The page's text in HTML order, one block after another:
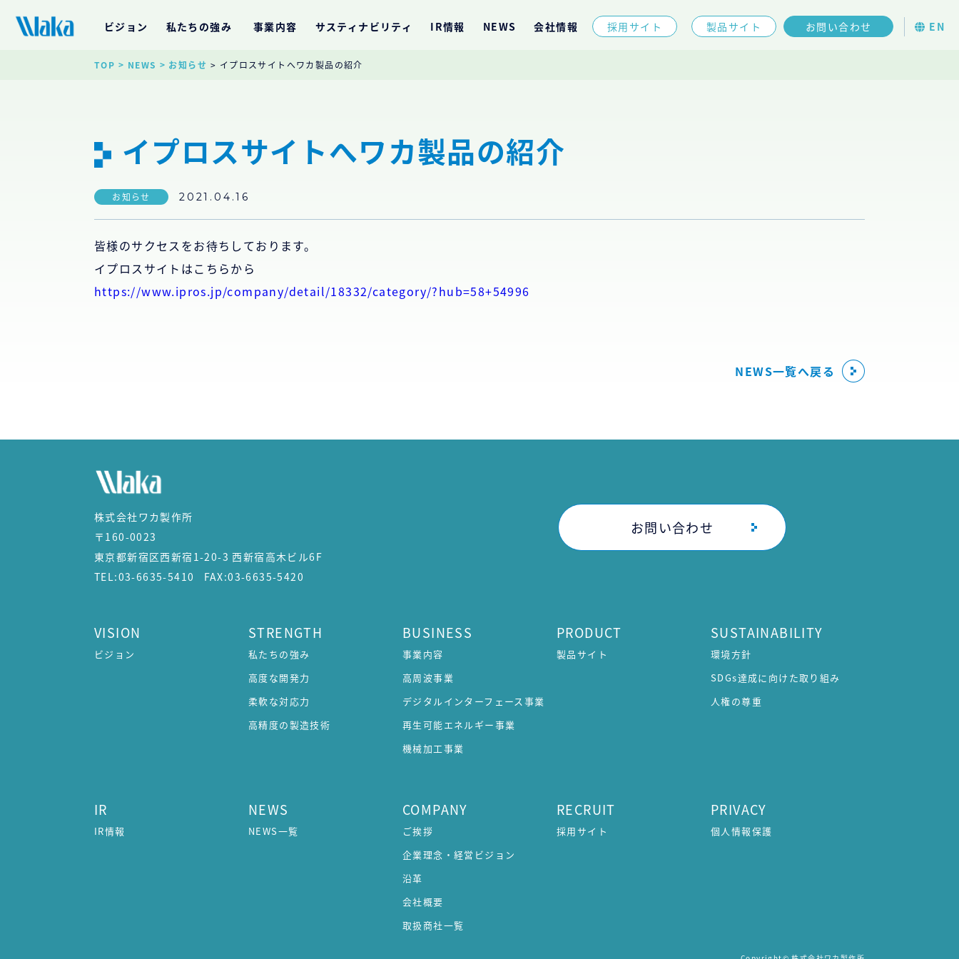
ビジョン 私たちの強み 事業内容 サスティナビリティ IR情報 NEWS 会社情報 採用サイト 製品サイト お問い合わせ EN
TOP > NEWS > お知らせ > イプロスサイトへワカ製品の紹介
イプロスサイトへワカ製品の紹介
お知らせ 2021.04.16
皆様のサクセスをお待ちしております。
イプロスサイトはこちらから
https://www.ipros.jp/company/detail/18332/category/?hub=58+54996
NEWS一覧へ戻る
株式会社ワカ製作所
〒160-0023
東京都新宿区西新宿1-20-3 西新宿高木ビル6F
TEL:03-6635-5410 FAX:03-6635-5420
お問い合わせ
VISION
ビジョン
STRENGTH
私たちの強み
高度な開発力
柔軟な対応力
高精度の製造技術
BUSINESS
事業内容
高周波事業
デジタルインターフェース事業
再生可能エネルギー事業
機械加工事業
PRODUCT
製品サイト
SUSTAINABILITY
環境方針
SDGs達成に向けた取り組み
人権の尊重
IR
IR情報
NEWS
NEWS一覧
COMPANY
ご挨拶
企業理念・経営ビジョン
沿革
会社概要
取扱商社一覧
RECRUIT
採用サイト
PRIVACY
個人情報保護